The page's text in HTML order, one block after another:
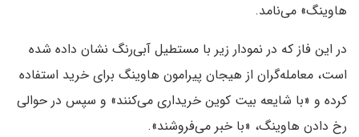
هاوینگ» می‌نامد.
در این فاز که در نمودار زیر با مستطیل آبی‌رنگ نشان داده شده
است، معامله‌گران از هیجان پیرامون هاوینگ برای خرید استفاده
کرده و «با شایعه بیت کوین خریداری می‌کنند» و سپس در حوالی
رخ دادن هاوینگ، «با خبر می‌فروشند».